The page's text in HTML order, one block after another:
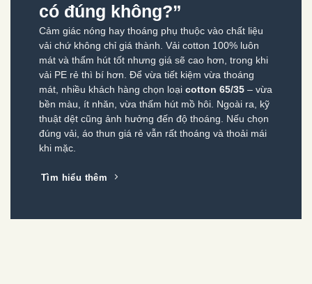
có đúng không?”
Cảm giác nóng hay thoáng phụ thuộc vào chất liệu
vải chứ không chỉ giá thành. Vải cotton 100% luôn
mát và thấm hút tốt nhưng giá sẽ cao hơn, trong khi
vải PE rẻ thì bí hơn. Để vừa tiết kiệm vừa thoáng
mát, nhiều khách hàng chọn loại cotton 65/35 – vừa
bền màu, ít nhăn, vừa thấm hút mồ hôi. Ngoài ra, kỹ
thuật dệt cũng ảnh hưởng đến độ thoáng. Nếu chọn
đúng vải, áo thun giá rẻ vẫn rất thoáng và thoải mái
khi mặc.
Tìm hiểu thêm